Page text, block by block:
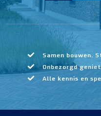
Samen bouwen.
Onbezorgd
Alle kennis en